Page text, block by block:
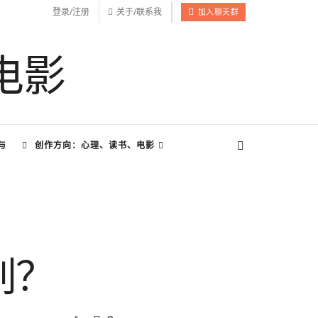
登录/注册 关于/联系我 加入聊天群
创作方向：心理、读书、电影